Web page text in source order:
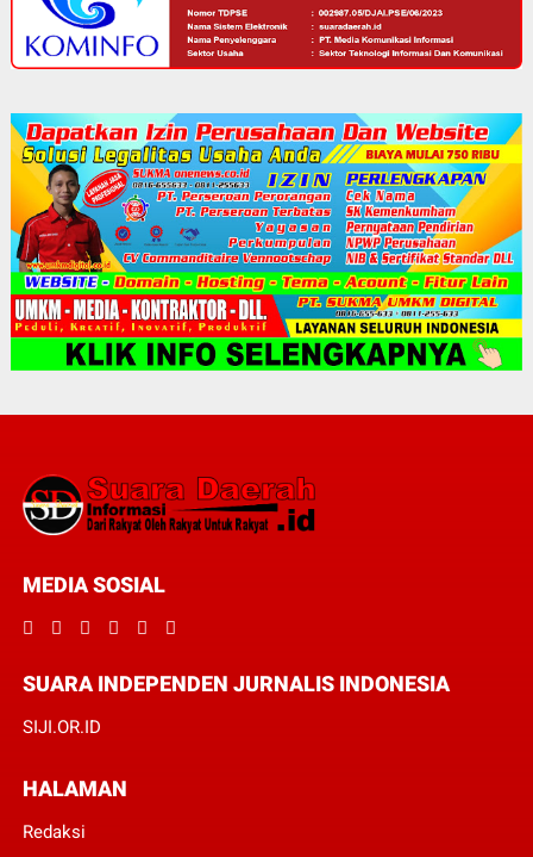
MEDIA SOSIAL
SUARA INDEPENDEN JURNALIS INDONESIA
SIJI.OR.ID
HALAMAN
Redaksi